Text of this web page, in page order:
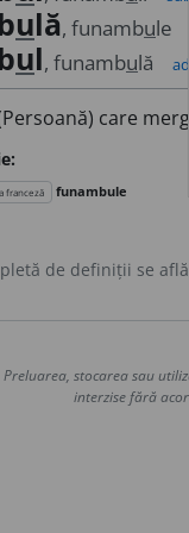
ulă, funambule
ul, funambulă
care
franceză funambule
de definiții se
Preluarea, stocarea sau
interzise fără